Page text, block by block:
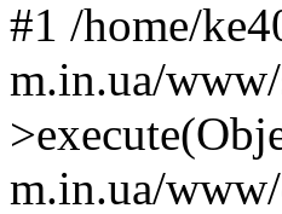
#1 /home/
m.in.ua/
m.in.ua/